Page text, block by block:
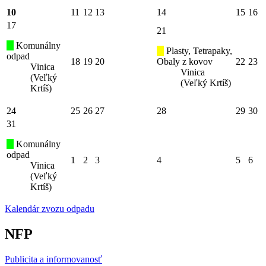
10 11 12 13 14 15 16
17
Komunálny
odpad
Vinica
(Veľký
Krtíš)
18 19 20
21
Plasty, Tetrapaky,
Obaly z kovov
Vinica
(Veľký Krtíš)
22 23
24 25 26 27 28 29 30
31
Komunálny
odpad
Vinica
(Veľký
Krtíš)
1 2 3 4 5 6
Kalendár zvozu odpadu
NFP
Publicita a informovanosť